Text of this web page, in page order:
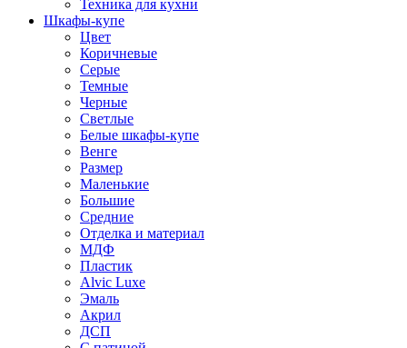
Техника для кухни
Шкафы-купе
Цвет
Коричневые
Серые
Темные
Черные
Светлые
Белые шкафы-купе
Венге
Размер
Маленькие
Большие
Средние
Отделка и материал
МДФ
Пластик
Alvic Luxe
Эмаль
Акрил
ДСП